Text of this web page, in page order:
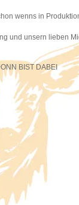
wenns in
und unsern lieben
BIST DABEI